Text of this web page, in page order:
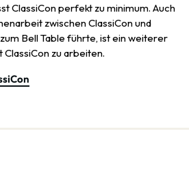
ClassiCon perfekt zu minimum. Auch
zwischen ClassiCon und
Bell Table führte, ist ein weiterer
zu arbeiten.